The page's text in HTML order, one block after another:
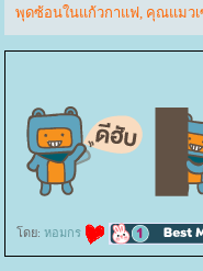
พุดซ้อนในแก้วกาแฟ, คุณแมวเ
ดย: หอมกร